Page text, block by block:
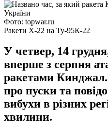
Фото: topwar.ru
Ракети Х-22 на Ту-95К-22
У четвер, 14
вперше з серпня
ракетами
про пуски та
вибухи в різних
хвилини.